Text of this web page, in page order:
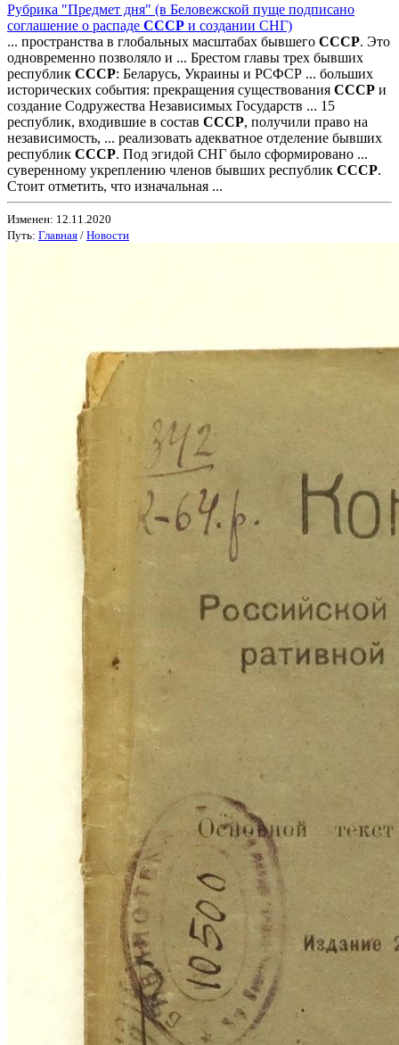
Рубрика "Предмет дня" (в Беловежской пуще подписано
соглашение о распаде СССР и создании СНГ)
... пространства в глобальных масштабах бывшего СССР. Это
одновременно позволяло и ... Брестом главы трех бывших
республик СССР: Беларусь, Украины и РСФСР ... больших
исторических события: прекращения существования СССР и
создание Содружества Независимых Государств ... 15
республик, входившие в состав СССР, получили право на
независимость, ... реализовать адекватное отделение бывших
республик СССР. Под эгидой СНГ было сформировано ...
суверенному укреплению членов бывших республик СССР.
Стоит отметить, что изначальная ...
Изменен: 12.11.2020
Путь: Главная / Новости